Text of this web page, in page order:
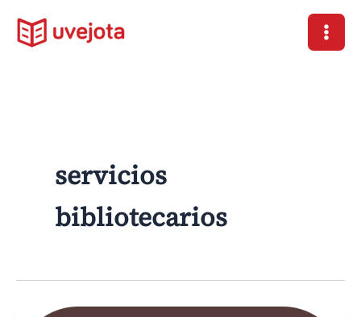
contenido
servicios
bibliotecarios